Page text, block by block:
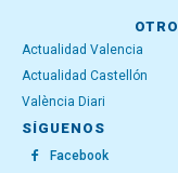
Actualidad Valencia
Actualidad Castellón
València Diari
SÍGUENOS
Facebook